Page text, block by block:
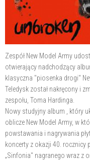
Zespół New Model Army
otwierający nadchodzący
klasyczna "piosenka drogi"
Teledysk został nakręcony i
zespołu, Toma Hardinga.
Nowy studyjny album , który
oblicze New Model Army, w
powstawania i nagrywania
koncerty z okazji 40. rocznicy
„Sinfonia" nagranego wraz z